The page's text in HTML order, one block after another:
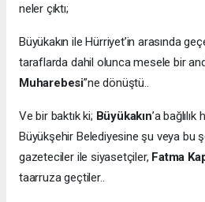
neler çıktı;
Büyükakın ile Hürriyet’in arasında
taraflarda dahil olunca mesele bir
Muharebesi”ne dönüştü..
Ve bir baktık ki; Büyükakın’a
Büyükşehir Belediyesine şu veya bu
gazeteciler ile siyasetçiler, Fatma
taarruza geçtiler..